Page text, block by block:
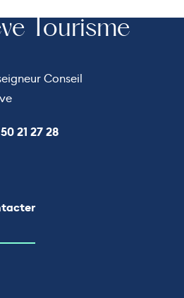
Tourisme
Conseil
21 27 28